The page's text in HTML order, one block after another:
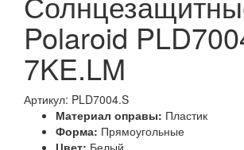
Polaroid
7KE.LM
Артикул: PLD7004.S
Материал оправы: Пластик
Форма: Прямоугольные
Цвет: Белый